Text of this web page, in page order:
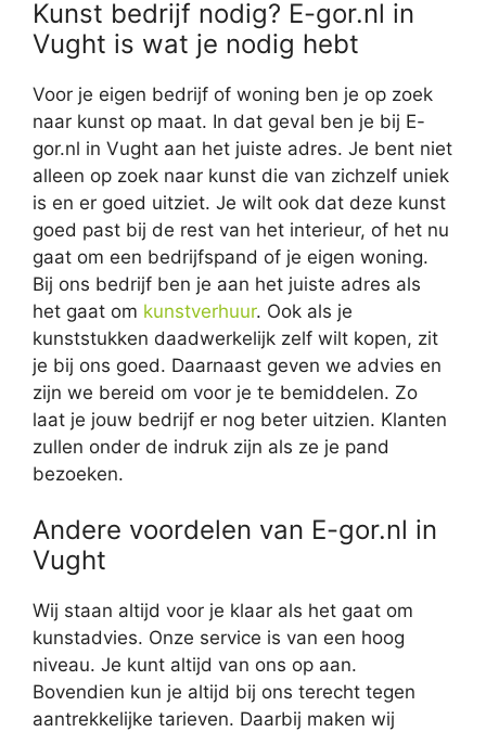
Kunst bedrijf nodig? E-gor.nl in
Vught is wat je nodig hebt
Voor je eigen bedrijf of woning ben je op zoek
naar kunst op maat. In dat geval ben je bij E-
gor.nl in Vught aan het juiste adres. Je bent niet
alleen op zoek naar kunst die van zichzelf uniek
is en er goed uitziet. Je wilt ook dat deze kunst
goed past bij de rest van het interieur, of het nu
gaat om een bedrijfspand of je eigen woning.
Bij ons bedrijf ben je aan het juiste adres als
het gaat om kunstverhuur. Ook als je
kunststukken daadwerkelijk zelf wilt kopen, zit
je bij ons goed. Daarnaast geven we advies en
zijn we bereid om voor je te bemiddelen. Zo
laat je jouw bedrijf er nog beter uitzien. Klanten
zullen onder de indruk zijn als ze je pand
bezoeken.
Andere voordelen van E-gor.nl in
Vught
Wij staan altijd voor je klaar als het gaat om
kunstadvies. Onze service is van een hoog
niveau. Je kunt altijd van ons op aan.
Bovendien kun je altijd bij ons terecht tegen
aantrekkelijke tarieven. Daarbij maken wij